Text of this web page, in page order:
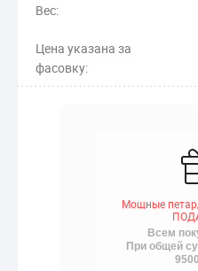
Вес:
Цена указана за
фасовку:
Мощные
Всем
При общей